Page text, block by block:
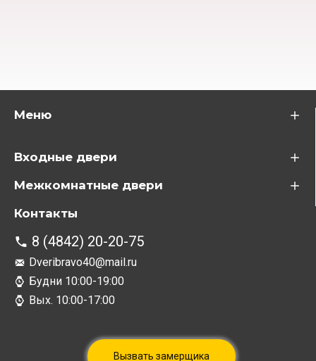
Меню
Входные двери
Межкомнатные двери
Контакты
8 (4842) 20-20-75
Dveribravo40@mail.ru
Будни 10:00-19:00
Вых. 10:00-17:00
Вызвать замерщика